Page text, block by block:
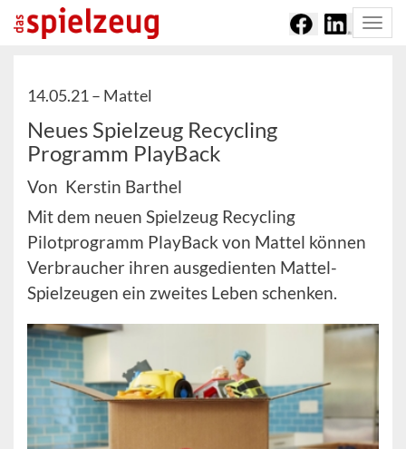
14.05.21 – Mattel
Neues Spielzeug Recycling
Programm PlayBack
Von Kerstin Barthel
Mit dem neuen Spielzeug Recycling
Pilotprogramm PlayBack von Mattel können
Verbraucher ihren ausgedienten Mattel-
Spielzeugen ein zweites Leben schenken.